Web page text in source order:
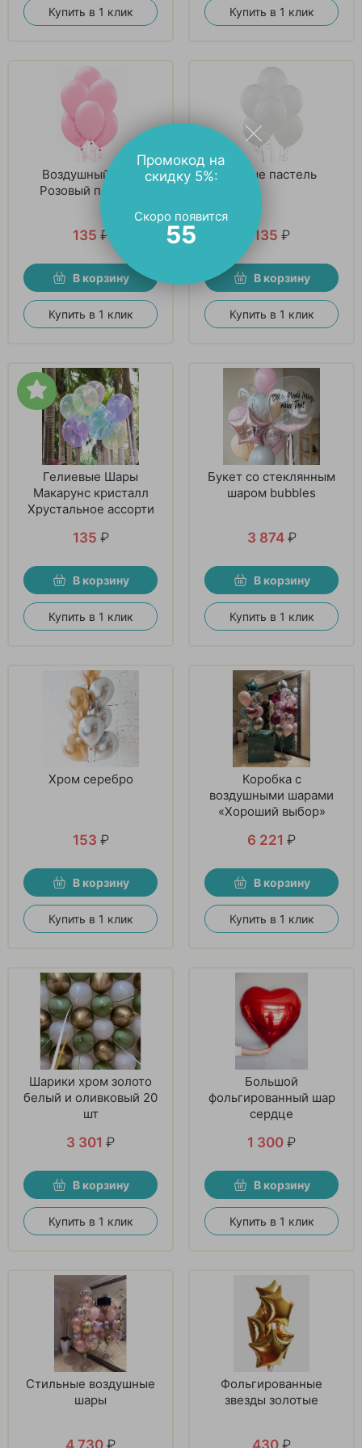
Купить в 1 клик Купить в 1 клик
Воздушный шар,
Розовый пастель
135 ₽
В корзину
Купить в 1 клик
Белые пастель
135 ₽
В корзину
Купить в 1 клик
Гелиевые Шары
Макарунс кристалл
Хрустальное ассорти
135 ₽
В корзину
Купить в 1 клик
Букет со стеклянным
шаром bubbles
3 874 ₽
В корзину
Купить в 1 клик
Хром серебро
153 ₽
В корзину
Купить в 1 клик
Коробка с
воздушными шарами
«Хороший выбор»
6 221 ₽
В корзину
Купить в 1 клик
Шарики хром золото
белый и оливковый 20
шт
3 301 ₽
В корзину
Купить в 1 клик
Большой
фольгированный шар
сердце
1 300 ₽
В корзину
Купить в 1 клик
Стильные воздушные
шары
4 730 ₽
Фольгированные
звезды золотые
430 ₽
Промокод на
скидку 5%:
Скоро появится
54